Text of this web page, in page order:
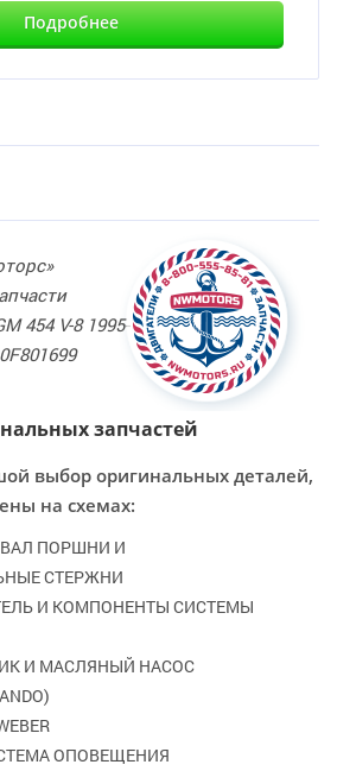
Подробнее
454 V-8 1995-
запчастей
выбор оригинальных деталей,
на схемах:
ПОРШНИ И
СТЕРЖНИ
И КОМПОНЕНТЫ СИСТЕМЫ
И МАСЛЯНЫЙ НАСОС
ОПОВЕЩЕНИЯ